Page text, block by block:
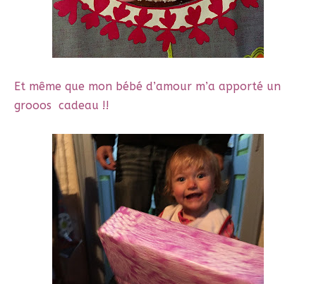
Et même que mon bébé d’amour m’a apporté un
grooos cadeau !!